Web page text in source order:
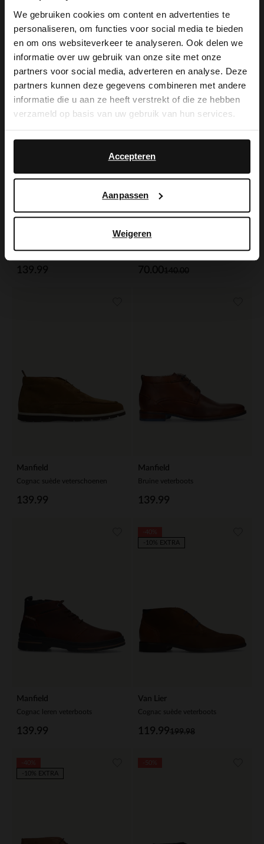
We gebruiken cookies om content en advertenties te
personaliseren, om functies voor social media te bieden
en om ons websiteverkeer te analyseren. Ook delen we
informatie over uw gebruik van onze site met onze
partners voor social media, adverteren en analyse. Deze
partners kunnen deze gegevens combineren met andere
informatie die u aan ze heeft verstrekt of die ze hebben
verzameld op basis van uw gebruik van hun services.
Accepteren
Aanpassen
Weigeren
Beige suède veterboots
130.00
52.00
Zwarte leren veterboots
139.99
97.99
Donkerblauwe suède veterschoenen
139.99
Manfield
Beige suède veterboots
-50%
Manfield
Cognac suède veterschoenen
139.99
Manfield
Bruine veterboots
139.99
Manfield
Cognac leren veterboots
139.99
Van Lier
Cognac suède veterboots
199.98
119.99
-10% EXTRA
-10% EXTRA
×
View this website in English?
It looks like your language isn't Dutch. Would
you like to switch to English?
English